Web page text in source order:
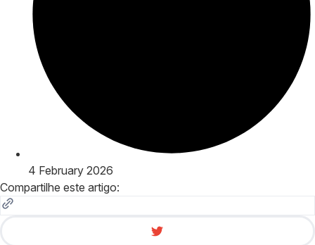
4 February 2026
Compartilhe este artigo: